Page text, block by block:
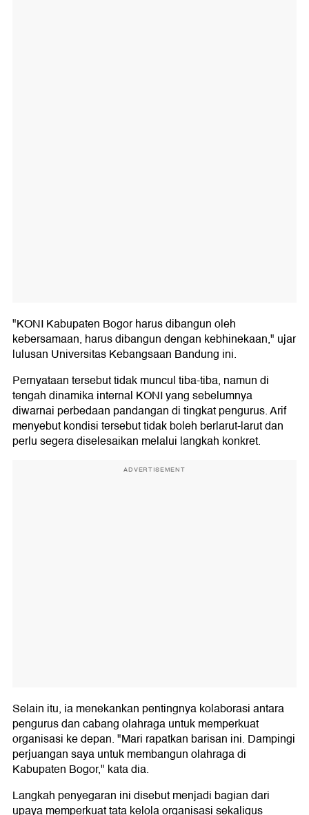
"KONI Kabupaten Bogor harus dibangun oleh
kebersamaan, harus dibangun dengan kebhinekaan," ujar
lulusan Universitas Kebangsaan Bandung ini.
Pernyataan tersebut tidak muncul tiba-tiba, namun di
tengah dinamika internal KONI yang sebelumnya
diwarnai perbedaan pandangan di tingkat pengurus. Arif
menyebut kondisi tersebut tidak boleh berlarut-larut dan
perlu segera diselesaikan melalui langkah konkret.
ADVERTISEMENT
Selain itu, ia menekankan pentingnya kolaborasi antara
pengurus dan cabang olahraga untuk memperkuat
organisasi ke depan. "Mari rapatkan barisan ini. Dampingi
perjuangan saya untuk membangun olahraga di
Kabupaten Bogor," kata dia.
Langkah penyegaran ini disebut menjadi bagian dari
upaya memperkuat tata kelola organisasi sekaligus